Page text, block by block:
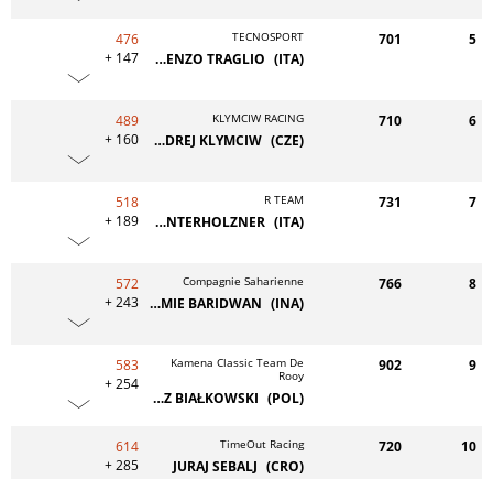
5
701
TECNOSPORT
(ITA)
LORENZO TRAGLIO
476
+ 147
6
710
KLYMCIW RACING
(CZE)
ONDREJ KLYMCIW
489
+ 160
7
731
R TEAM
(ITA)
JOSEF UNTERHOLZNER
518
+ 189
8
766
Compagnie Saharienne
(INA)
SHAMMIE BARIDWAN
572
+ 243
9
902
Kamena Classic Team De
Rooy
(POL)
TOMASZ BIAŁKOWSKI
583
+ 254
10
720
TimeOut Racing
(CRO)
JURAJ SEBALJ
614
+ 285